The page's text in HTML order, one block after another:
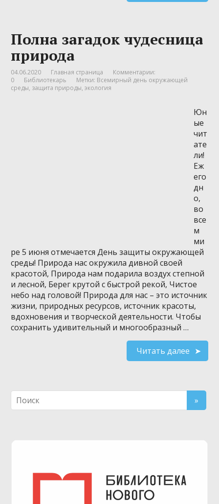
Полна загадок чудесница
природа
04.06.2020 Главная страница
Комментарии:
0
Библиотекарь Метки: Всемирный день окружающей
среды, защита природы,экология
Юн
ые
чит
ате
ли!
Еж
его
дн
о,
во
все
м
ми
ре 5 июня отмечается День защиты окружающей
среды! Природа нас окружила дивной своей
красотой, Природа нам подарила воздух степной
и лесной, Берег крутой с быстрой рекой, Чистое
небо над головой! Природа для нас – это источник
жизни, природных ресурсов, источник красоты,
вдохновения и творческой деятельности. Чтобы
сохранить удивительный и многообразный …
Читать далее